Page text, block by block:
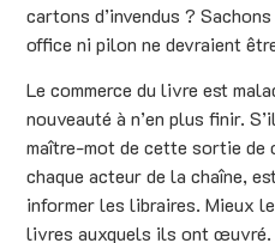
cartons d’invendus ?
office ni pilon ne devraient
Le commerce du livre est
nouveauté à n’en plus finir.
maître-mot de cette sortie de
chaque acteur de la chaîne,
informer les libraires. Mieux
livres auxquels ils ont œuvré.